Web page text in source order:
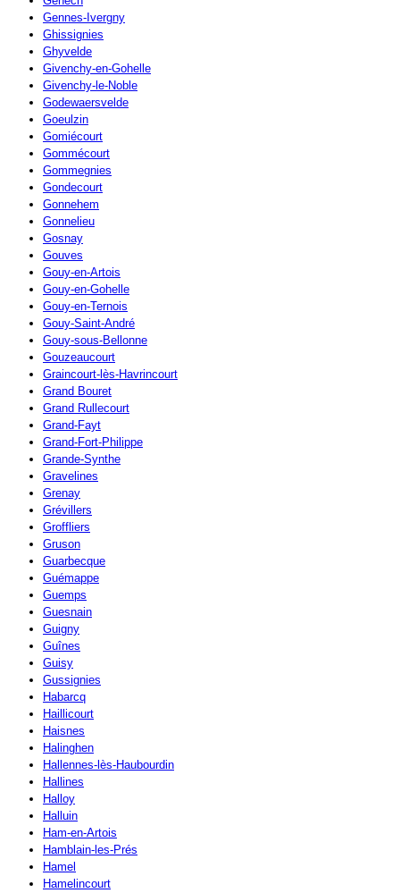
Gennes-Ivergny
Ghissignies
Ghyvelde
Givenchy-en-Gohelle
Givenchy-le-Noble
Godewaersvelde
Goeulzin
Gomiécourt
Gommécourt
Gommegnies
Gondecourt
Gonnehem
Gonnelieu
Gosnay
Gouves
Gouy-en-Artois
Gouy-en-Gohelle
Gouy-en-Ternois
Gouy-Saint-André
Gouy-sous-Bellonne
Gouzeaucourt
Graincourt-lès-Havrincourt
Grand Bouret
Grand Rullecourt
Grand-Fayt
Grand-Fort-Philippe
Grande-Synthe
Gravelines
Grenay
Grévillers
Groffliers
Gruson
Guarbecque
Guémappe
Guemps
Guesnain
Guigny
Guînes
Guisy
Gussignies
Habarcq
Haillicourt
Haisnes
Halinghen
Hallennes-lès-Haubourdin
Hallines
Halloy
Halluin
Ham-en-Artois
Hamblain-les-Prés
Hamel
Hamelincourt